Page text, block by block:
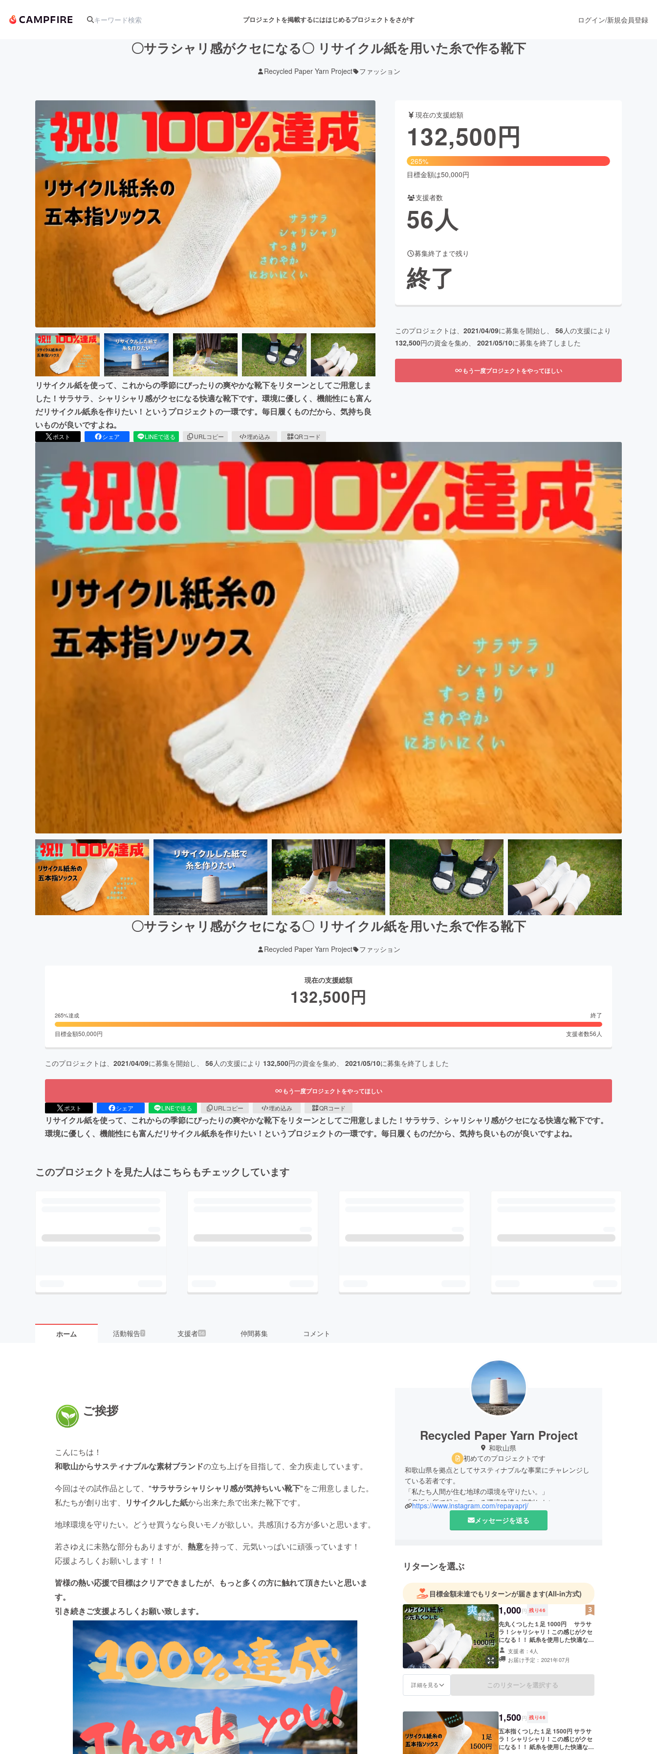
プロジェクトを掲載するにははじめるプロジェクトをさがす
アート・写真 音楽 舞台・パフォーマンス
テクノロジー・ガジェット ゲーム・サービス開発 フード・飲食店 ファッション
書籍・雑誌出版
ビジネス・起業 チャレンジ ビューティー・ヘルスケア
まちづくり・地域活性化
CAMPFIRE for Social Good
CAMPFIRE Creation
CAMPFIREふるさと納税
ログイン/新規会員登録
〇サラシャリ感がクセになる〇 リサイクル紙を用いた糸で作る靴下
Recycled Paper Yarn Project ファッション
リサイクル紙を使って、これからの季節にぴったりの爽やかな靴下をリターンとしてご用意しま
した！サラサラ、シャリシャリ感がクセになる快適な靴下です。環境に優しく、機能性にも富ん
だリサイクル紙糸を作りたい！というプロジェクトの一環です。毎日履くものだから、気持ち良
いものが良いですよね。
ポスト シェア LINEで送る URLコピー 埋め込み QRコード
現在の支援総額
132,500円
265%
目標金額は50,000円
支援者数
56人
募集終了まで残り
終了
このプロジェクトは、 2021/04/09に募集を開始し、 56人の支援により
132,500円の資金を集め、 2021/05/10に募集を終了しました
もう一度プロジェクトをやってほしい
〇サラシャリ感がクセになる〇 リサイクル紙を用いた糸で作る靴下
Recycled Paper Yarn Project ファッション
現在の支援総額
132,500円
265%達成 終了
目標金額50,000円 支援者数56 人
このプロジェクトは、 2021/04/09に募集を開始し、 56人の支援により 132,500円の資金を集め、 2021/05/10に募集を終了しました
もう一度プロジェクトをやってほしい
ポスト シェア LINEで送る URLコピー 埋め込み QRコード
リサイクル紙を使って、これからの季節にぴったりの爽やかな靴下をリターンとしてご用意しました！サラサラ、シャリシャリ感がクセになる快適な靴下です。
環境に優しく、機能性にも富んだリサイクル紙糸を作りたい！というプロジェクトの一環です。毎日履くものだから、気持ち良いものが良いですよね。
このプロジェクトを見た人はこちらもチェックしています
ホーム 活動報告7 支援者56 仲間募集 コメント
ご挨拶
こんにちは！
和歌山からサスティナブルな素材ブランドの立ち上げを目指して、全力疾走しています。
今回はその試作品として、"サラサラシャリシャリ感が気持ちいい靴下"をご用意しました。
私たちが創り出す、
リサイクルした紙から出来た糸で出来た靴下です。
地球環境を守りたい。どうせ買うなら良いモノが欲しい。共感頂ける方が多いと思います。
若さゆえに未熟な部分もありますが、 熱意を持って、元気いっぱいに頑張っています！
応援よろしくお願いします！！
皆様の熱い応援で目標はクリアできましたが、もっと多くの方に触れて頂きたいと思いま
す。
引き続きご支援よろしくお願い致します。
Recycled Paper Yarn Project
和歌山県
初めてのプロジェクトです
和歌山県を拠点としてサスティナブルな事業にチャレンジし
ている若者です。
「私たち人間が住む地球の環境を守りたい。」
「身近な所で起こっている環境破壊を抑制したい。」
「我慢することなく環境を守りたい。」
私たちはそんな想いをもってサスティナブルな事業を創出し
中です！！
https://www.instagram.com/repayaprj/
メッセージを送る
リターンを選ぶ
目標金額未達でもリターンが届きます(All-in方式)
1,000円 残り46
先丸くつした１足 1000円 サラサ
ラ！シャリシャリ！この感じがクセ
になる！！ 紙糸を使用した快適な靴
下です。 爽やかに履いて頂けるよう
に、丈は短め（くるぶし上付近）に
しました。 蒸れやすいシューズを履
おり、肌にも優しいです。 リサイク
ルした紙を配合しておりますが、中
す。ネットに入れて洗ってくださ
意となります。 ・22～24cm ・25
～27cm ※サイズ表記は目安ですの
でご注意ください。 お色はナチュラ
支援者：4人
お届け予定：2021年07月
詳細を見る このリターンを選択する
1,500円 残り46
五本指くつした１足 1500円 サラサ
ラ！シャリシャリ！この感じがクセ
になる！！ 紙糸を使用した快適な靴